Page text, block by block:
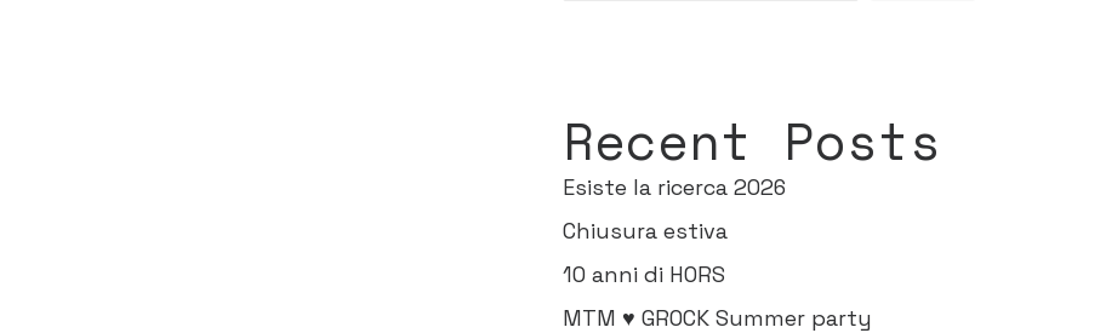
Recent Posts
Esiste la ricerca 2026
Chiusura estiva
10 anni di HORS
MTM ♥ GROCK Summer party